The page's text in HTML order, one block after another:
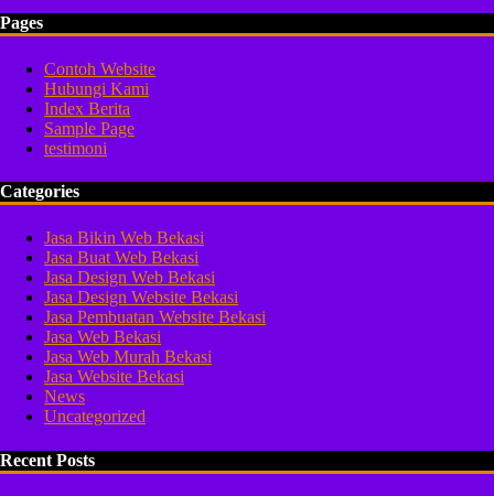
Pages
Contoh Website
Hubungi Kami
Index Berita
Sample Page
testimoni
Categories
Jasa Bikin Web Bekasi
Jasa Buat Web Bekasi
Jasa Design Web Bekasi
Jasa Design Website Bekasi
Jasa Pembuatan Website Bekasi
Jasa Web Bekasi
Jasa Web Murah Bekasi
Jasa Website Bekasi
News
Uncategorized
Recent Posts